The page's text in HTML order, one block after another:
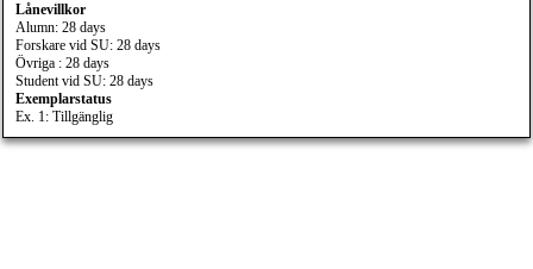
Lånevillkor
Alumn: 28 days
Forskare vid SU: 28 days
Övriga : 28 days
Student vid SU: 28 days
Exemplarstatus
Ex. 1: Tillgänglig